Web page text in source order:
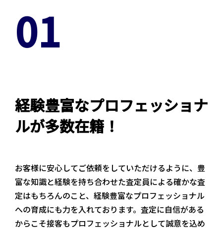
01
経験豊富なプロフェッショナ
ルが多数在籍！
お客様に安心してご依頼をしていただけるように、豊
富な知識と経験を持ち合わせた査定員による確かな査
定はもちろんのこと、経験豊富なプロフェッショナル
への育成にも力を入れております。査定に自信がある
からこそ接客もプロフェッショナルとして誠意を込め